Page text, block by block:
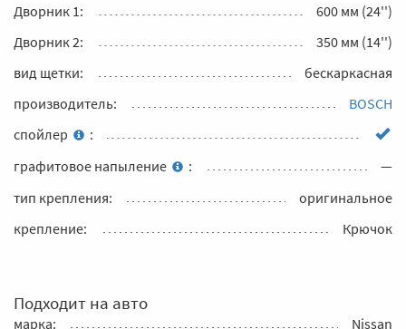
Дворник 1:
600 мм (24'')
Дворник 2:
350 мм (14'')
вид щетки:
бескаркасная
производитель:
BOSCH
спойлер
:
графитовое напыление
:
—
тип крепления:
оригинальное
крепление:
Крючок
Подходит на авто
марка: Nissan